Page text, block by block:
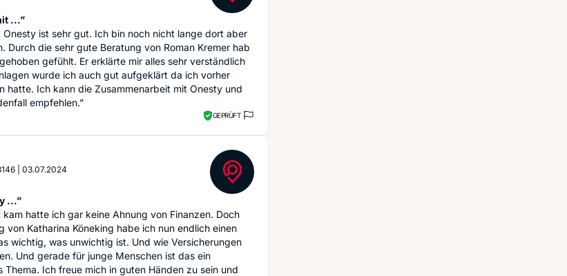
...”
Onesty ist sehr gut. Ich bin noch nicht lange dort aber
Durch die sehr gute Beratung von Roman Kremer hab
gefühlt. Er erklärte mir alles sehr verständlich
wurde ich auch gut aufgeklärt da ich vorher
hatte. Ich kann die Zusammenarbeit mit Onesty und
empfehlen.”
GEPRÜFT
03.07.2024
...”
kam hatte ich gar keine Ahnung von Finanzen. Doch
von Katharina Köneking habe ich nun endlich einen
wichtig, was unwichtig ist. Und wie Versicherungen
Und gerade für junge Menschen ist das ein
Thema. Ich freue mich in guten Händen zu sein und